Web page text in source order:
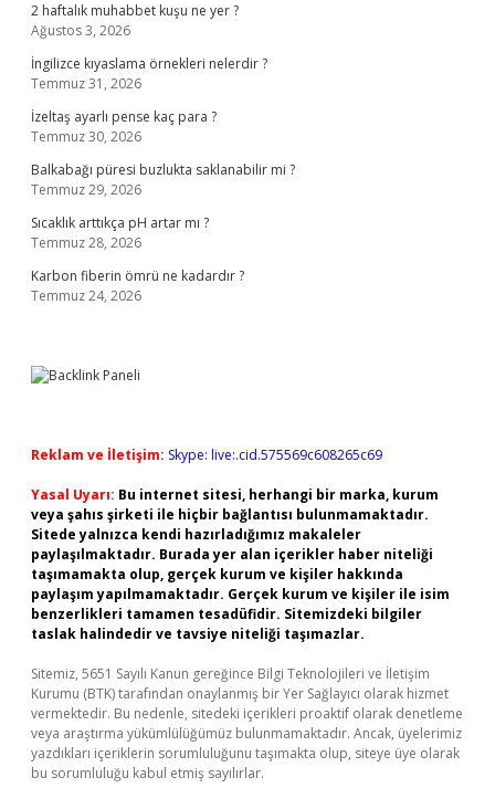
2 haftalık muhabbet kuşu ne yer ?
Ağustos 3, 2026
İngilizce kıyaslama örnekleri nelerdir ?
Temmuz 31, 2026
İzeltaş ayarlı pense kaç para ?
Temmuz 30, 2026
Balkabağı püresi buzlukta saklanabilir mi ?
Temmuz 29, 2026
Sıcaklık arttıkça pH artar mı ?
Temmuz 28, 2026
Karbon fiberin ömrü ne kadardır ?
Temmuz 24, 2026
Reklam ve İletişim: Skype: live:.cid.575569c608265c69
Yasal Uyarı: Bu internet sitesi, herhangi bir marka, kurum
veya şahıs şirketi ile hiçbir bağlantısı bulunmamaktadır.
Sitede yalnızca kendi hazırladığımız makaleler
paylaşılmaktadır. Burada yer alan içerikler haber niteliği
taşımamakta olup, gerçek kurum ve kişiler hakkında
paylaşım yapılmamaktadır. Gerçek kurum ve kişiler ile isim
benzerlikleri tamamen tesadüfidir. Sitemizdeki bilgiler
taslak halindedir ve tavsiye niteliği taşımazlar.
Sitemiz, 5651 Sayılı Kanun gereğince Bilgi Teknolojileri ve İletişim
Kurumu (BTK) tarafından onaylanmış bir Yer Sağlayıcı olarak hizmet
vermektedir. Bu nedenle, sitedeki içerikleri proaktif olarak denetleme
veya araştırma yükümlülüğümüz bulunmamaktadır. Ancak, üyelerimiz
yazdıkları içeriklerin sorumluluğunu taşımakta olup, siteye üye olarak
bu sorumluluğu kabul etmiş sayılırlar.